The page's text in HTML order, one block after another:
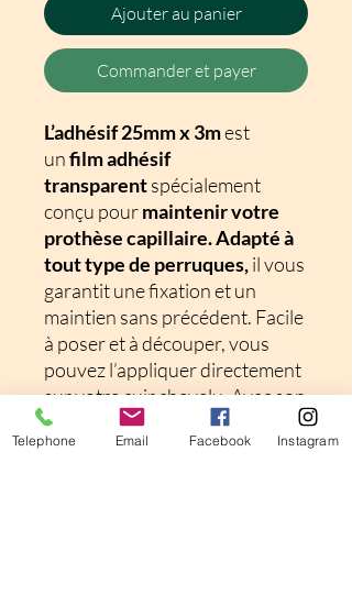
Ajouter au panier
Commander et payer
L’adhésif 25mm x 3mest
unfilm adhésif
transparentspécialement
conçu pourmaintenir votre
prothèse capillaire. Adapté à
tout type de perruques,il vous
garantit une fixation et un
maintien sans précédent. Facile
à poser et à découper, vous
pouvez l’appliquer directement
sur votre cuir chevelu. Avec son
adhésif
double face le maintien
de la chevelure est optimal
Telephone Email Facebook Instagram